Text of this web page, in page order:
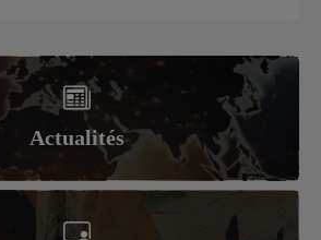
Actualités